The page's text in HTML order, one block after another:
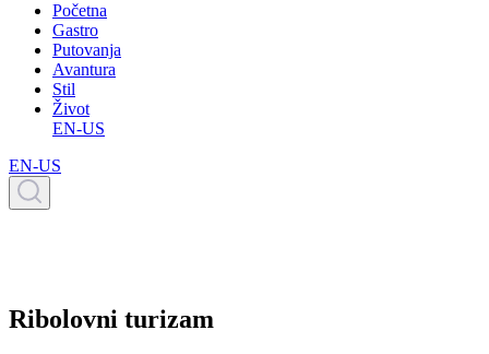
Početna
Gastro
Putovanja
Avantura
Stil
Život
EN-US
EN-US
Ribolovni turizam